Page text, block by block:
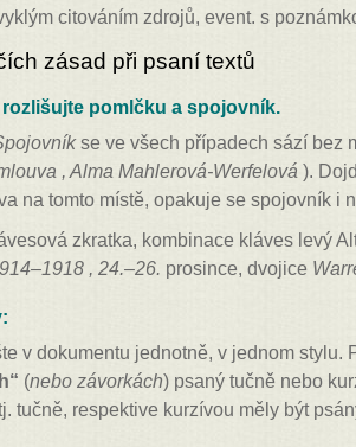
citováním zdrojů, event. s
zásad při psaní textů
pomlčku a spojovník.
se ve všech případech sází bez
, Alma Mahlerová-Werfelová).
na tomto místě, opakuje se spojovník i
zkratka, kombinace kláves levý
, 24.–26. prosince, dvojice
v dokumentu jednotně, v jednom stylu.
(nebo závorkách) psaný tučně nebo
tučně, respektive kurzívou měly být